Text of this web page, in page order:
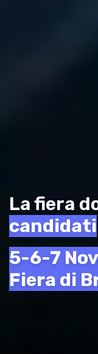
La fiera
candidati
5-6-7
Fiera di